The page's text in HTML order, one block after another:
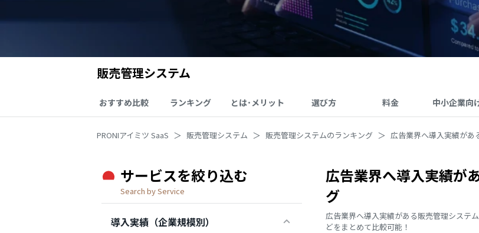
販売管理システム
おすすめ比較 ランキング とは･メリット 選び方 料金 中小企業向
PRONIアイミツ SaaS 販売管理システム 販売管理システムのランキング 広告業界へ導入実績があ
サービスを絞り込む
Search by Service
導入実績（企業規模別）
広告業界へ導入実績が
グ
広告業界へ導入実績がある販売管理システ
どをまとめて比較可能！